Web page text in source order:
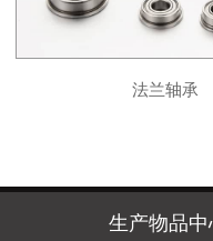
法兰轴承
生产物品中